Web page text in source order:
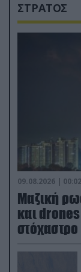
ΣΤΡΑΤΟΣ
09.08.2026 | 00:02
Μαζική
και